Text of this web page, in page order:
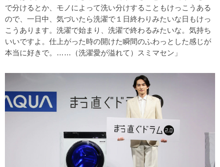
で分けるとか、モノによって洗い分けすることもけっこうある
ので、一日中、気づいたら洗濯で１日終わりみたいな日もけっ
こうあります。洗濯で始まり、洗濯で終わるみたいな。気持ち
いいですよ。仕上がった時の開けた瞬間のふわっとした感じが
本当に好きで。……（洗濯愛が溢れて）スミマセン」